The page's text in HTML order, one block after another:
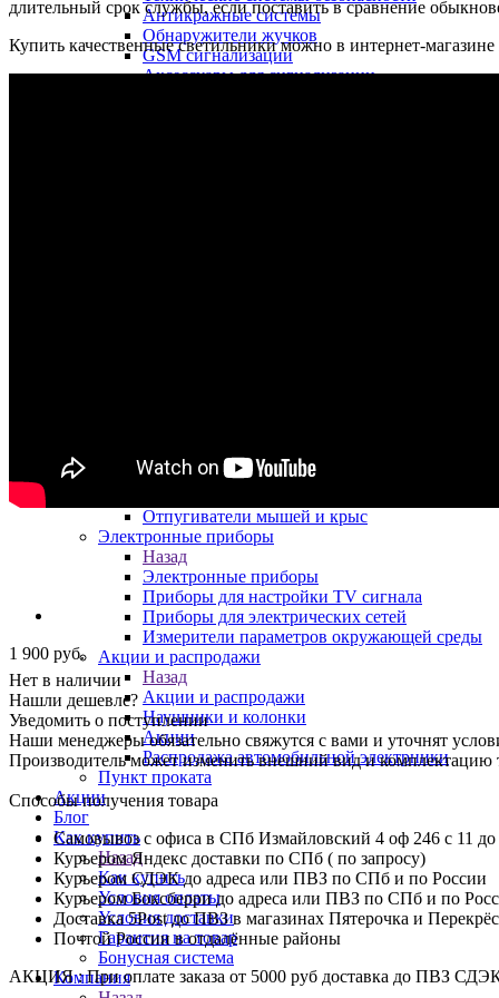
Антикражные системы
Обнаружители жучков
GSM сигнализации
Аксессуары для сигнализации
Отпугиватели и уничтожители насекомых
Отпугиватели собак
Отпугиватели мышей и крыс
Электронные приборы
Назад
Электронные приборы
Приборы для настройки TV сигнала
Приборы для электрических сетей
Измерители параметров окружающей среды
Акции и распродажи
Назад
Акции и распродажи
Наушники и колонки
Акции
Распродажа автомобильной электрники
Пункт проката
Акции
Блог
Как купить
Назад
Как купить
Условия оплаты
Условия доставки
Гарантия на товар
Бонусная система
Компания
длительный срок службы, если поставить в сравнение
Купить качественные светильники можно в интернет-
1 900 руб.
Нет в наличии
Нашли дешевле?
Уведомить о поступлении
Наши менеджеры обязательно свяжутся с вами и уточнят
Производитель может изменить внешний вид и комплектацию
Способы получения товара
Самовывоз с офиса в СПб Измайловский 4 оф 246 с 11 до
Курьером Яндекс доставки по СПб ( по запросу)
Курьером СДЭК до адреса или ПВЗ по СПб и по России
Курьером Боксберри до адреса или ПВЗ по СПб и по
Доставка 5Post до ПВЗ в магазинах Пятерочка и
Почтой России в отдалённые районы
АКЦИЯ : При оплате заказа от 5000 руб доставка до ПВЗ